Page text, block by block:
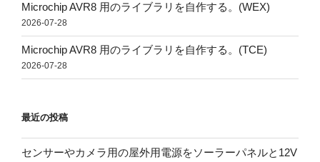
Microchip AVR8 用のライブラリを自作する。(WEX)
2026-07-28
Microchip AVR8 用のライブラリを自作する。(TCE)
2026-07-28
最近の投稿
センサーやカメラ用の屋外用電源をソーラーパネルと12V